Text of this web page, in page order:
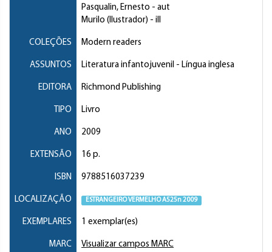
Pasqualin, Ernesto - aut
Murilo (Ilustrador) - ill
COLEÇÕES Modern readers
ASSUNTOS Literatura infantojuvenil - Língua inglesa
EDITORA Richmond Publishing
TIPO Livro
ANO 2009
EXTENSÃO 16 p.
ISBN 9788516037239
LOCALIZAÇÃO ESTRANGEIRO VERMELHO A525n 2009
EXEMPLARES 1 exemplar(es)
MARC Visualizar campos MARC